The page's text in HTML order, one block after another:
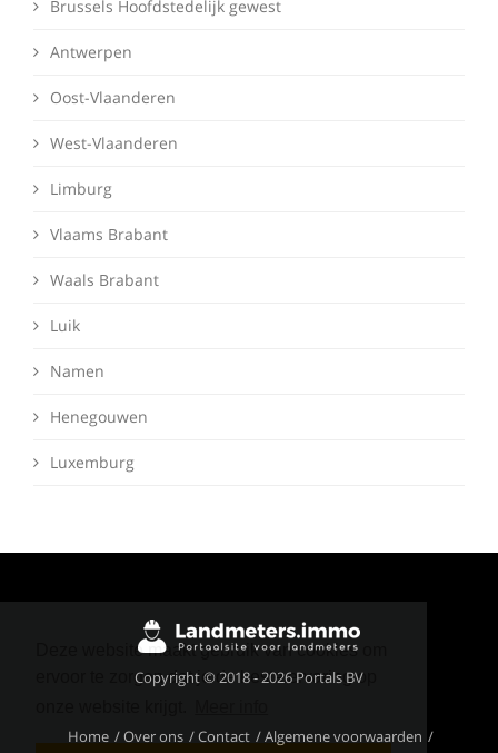
Deze website maakt gebruik van cookies om
ervoor te zorgen dat je de beste ervaring op
Brussels Hoofdstedelijk gewest
Antwerpen
Oost-Vlaanderen
West-Vlaanderen
Limburg
Vlaams Brabant
Waals Brabant
Luik
Namen
Henegouwen
Luxemburg
Copyright © 2018 - 2026 Portals BV
Home Over ons Contact
Algemene voorwaarden